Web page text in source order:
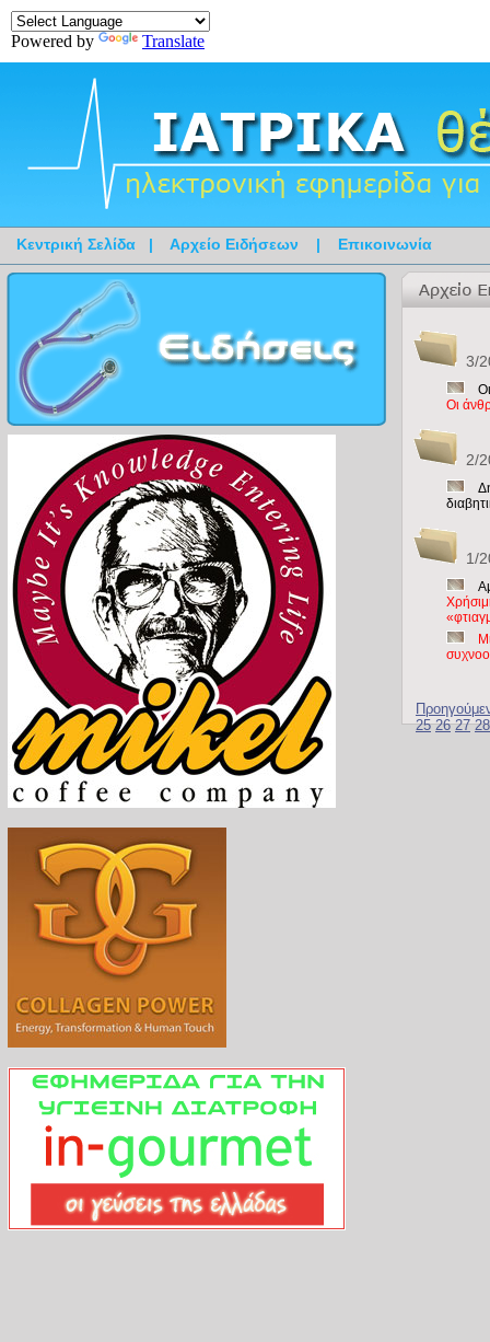
Powered by Translate
Κεντρική Σελίδα | Αρχείο Ειδήσεων | Επικοινωνία
3/
Οι
2/
1/
25 26 27 28